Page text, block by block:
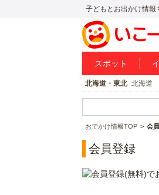
子どもとお出かけ情報
スポット
北海道・東北 北海道
おでかけ情報TOP 会
会員登録